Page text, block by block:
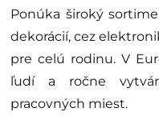
Ponúka široký
dekorácií, cez
pre celú rodinu. V
ľudí a ročne
pracovných miest.